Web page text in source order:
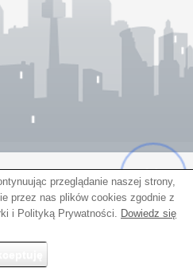
przeglądanie naszej strony,
przez nas plików cookies zgodnie z
i Polityką Prywatności. Dowiedz się